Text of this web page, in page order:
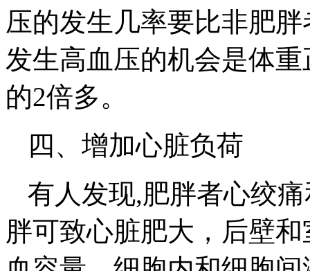
压的发生几率要比非肥
发生高血压的机会是体
的2倍多。
四、增加心脏负荷
有人发现,肥胖者心绞
胖可致心脏肥大，后壁